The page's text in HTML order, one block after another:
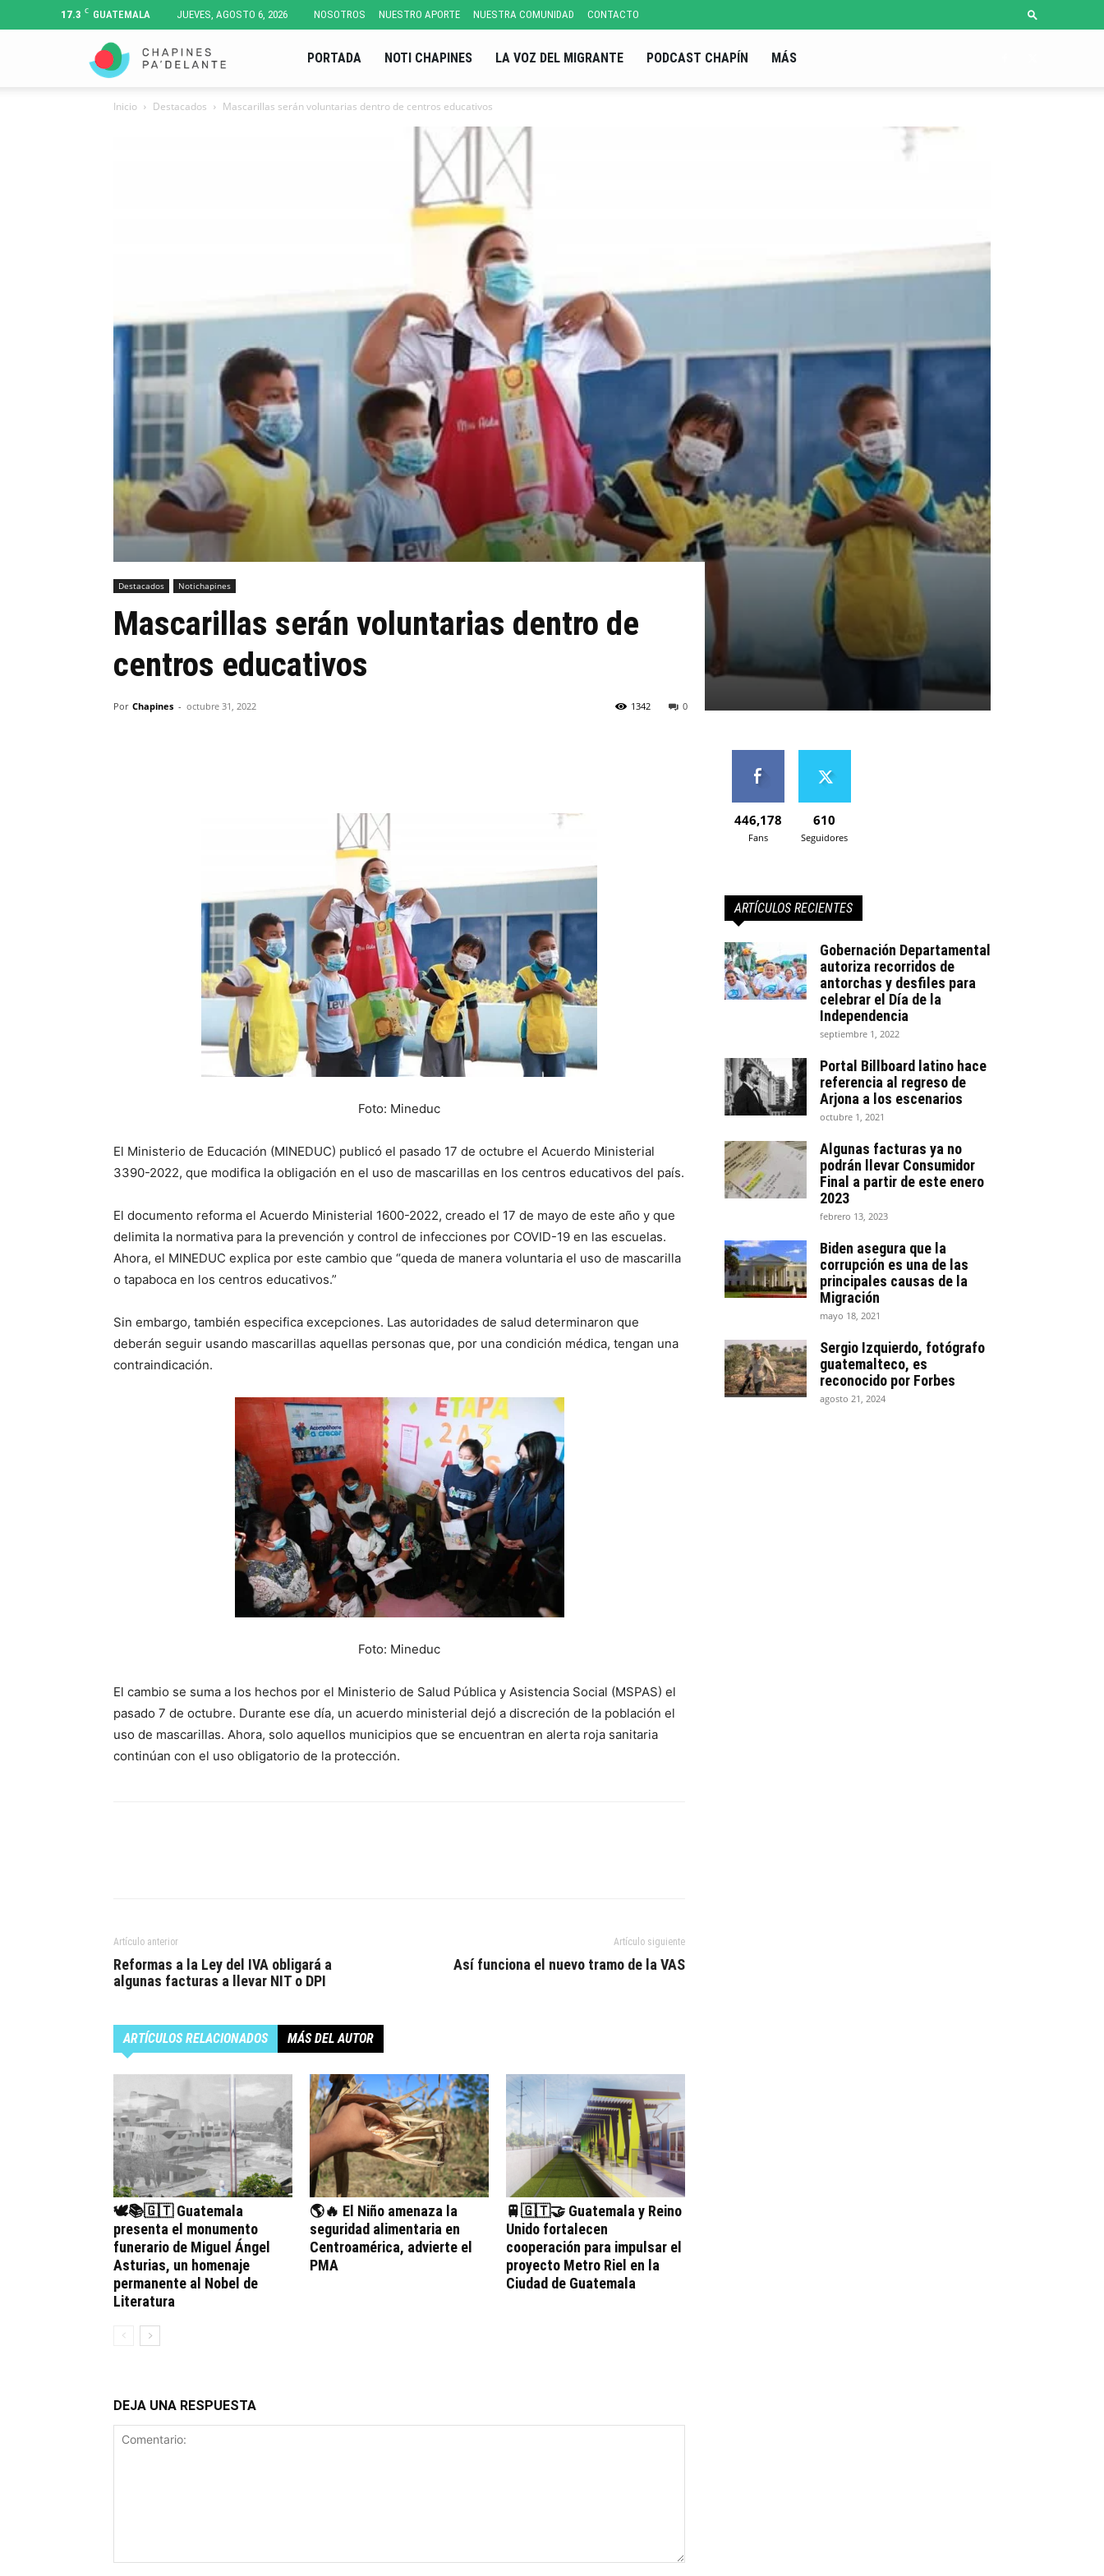
17.3 C GUATEMALA JUEVES, AGOSTO 6, 2026 NOSOTROS NUESTRO APORTE NUESTRA COMUNIDAD CONTACTO
Pa'
PORTADA NOTI CHAPINES LA VOZ DEL MIGRANTE PODCAST CHAPÍN MÁS
Inicio Destacados Mascarillas serán voluntarias dentro de centros educativos
Destacados Notichapines
Mascarillas serán voluntarias dentro de
centros educativos
Por Chapines - octubre 31, 2022 0
1342
Foto: Mineduc
El Ministerio de Educación (MINEDUC) publicó el pasado 17 de octubre el Acuerdo Ministerial
3390-2022, que modifica la obligación en el uso de mascarillas en los centros educativos del país.
El documento reforma el Acuerdo Ministerial 1600-2022, creado el 17 de mayo de este año y que
delimita la normativa para la prevención y control de infecciones por COVID-19 en las escuelas.
Ahora, el MINEDUC explica por este cambio que “queda de manera voluntaria el uso de mascarilla
o tapaboca en los centros educativos.”
Sin embargo, también especifica excepciones. Las autoridades de salud determinaron que
deberán seguir usando mascarillas aquellas personas que, por una condición médica, tengan una
contraindicación.
Foto: Mineduc
El cambio se suma a los hechos por el Ministerio de Salud Pública y Asistencia Social (MSPAS) el
pasado 7 de octubre. Durante ese día, un acuerdo ministerial dejó a discreción de la población el
uso de mascarillas. Ahora, solo aquellos municipios que se encuentran en alerta roja sanitaria
continúan con el uso obligatorio de la protección.
Artículo anterior
Reformas a la Ley del IVA obligará a
algunas facturas a llevar NIT o DPI
Artículo siguiente
Así funciona el nuevo tramo de la VAS
ARTÍCULOS RELACIONADOS MÁS DEL AUTOR
🕊️📚🇬🇹 Guatemala
presenta el monumento
funerario de Miguel Ángel
Asturias, un homenaje
permanente al Nobel de
Literatura
🌎🔥 El Niño amenaza la
seguridad alimentaria en
Centroamérica, advierte el
PMA
🚆🇬🇹🤝 Guatemala y Reino
Unido fortalecen
cooperación para impulsar el
proyecto Metro Riel en la
Ciudad de Guatemala
DEJA UNA RESPUESTA
446,178
Fans
610
Seguidores
ARTÍCULOS RECIENTES
Gobernación Departamental
autoriza recorridos de
antorchas y desfiles para
celebrar el Día de la
Independencia
septiembre 1, 2022
Portal Billboard latino hace
referencia al regreso de
Arjona a los escenarios
octubre 1, 2021
Algunas facturas ya no
podrán llevar Consumidor
Final a partir de este enero
2023
febrero 13, 2023
Biden asegura que la
corrupción es una de las
principales causas de la
Migración
mayo 18, 2021
Sergio Izquierdo, fotógrafo
guatemalteco, es
reconocido por Forbes
agosto 21, 2024